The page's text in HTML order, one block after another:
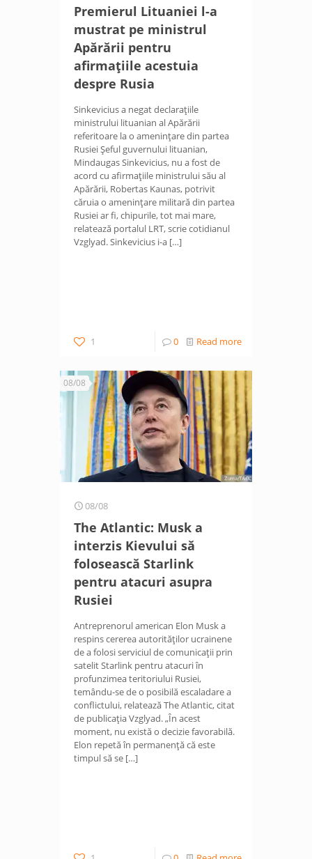
Premierul Lituaniei l-a
mustrat pe ministrul
Apărării pentru
afirmațiile acestuia
despre Rusia
Sinkevicius a negat declarațiile
ministrului lituanian al Apărării
referitoare la o amenințare din partea
Rusiei Șeful guvernului lituanian,
Mindaugas Sinkevicius, nu a fost de
acord cu afirmațiile ministrului său al
Apărării, Robertas Kaunas, potrivit
căruia o amenințare militară din partea
Rusiei ar fi, chipurile, tot mai mare,
relatează portalul LRT, scrie cotidianul
Vzglyad. Sinkevicius i-a […]
1 0 Read more
08/08
08/08
The Atlantic: Musk a
interzis Kievului să
folosească Starlink
pentru atacuri asupra
Rusiei
Antreprenorul american Elon Musk a
respins cererea autorităților ucrainene
de a folosi serviciul de comunicații prin
satelit Starlink pentru atacuri în
profunzimea teritoriului Rusiei,
temându-se de o posibilă escaladare a
conflictului, relatează The Atlantic, citat
de publicația Vzglyad. „În acest
moment, nu există o decizie favorabilă.
Elon repetă în permanență că este
timpul să se […]